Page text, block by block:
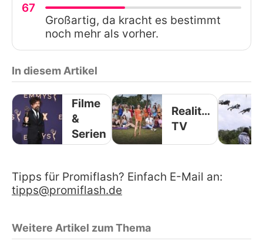
67
Großartig, da kracht es bestimmt
noch mehr als vorher.
In diesem Artikel
Filme
&
Serien
Reality-
TV
Tipps für Promiflash? Einfach E-Mail an:
tipps@promiflash.de
Weitere Artikel zum Thema